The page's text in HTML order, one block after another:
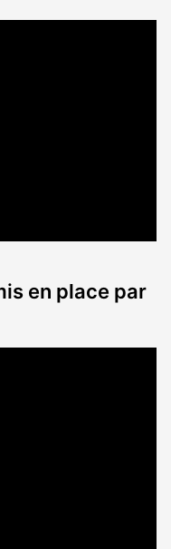
en place par